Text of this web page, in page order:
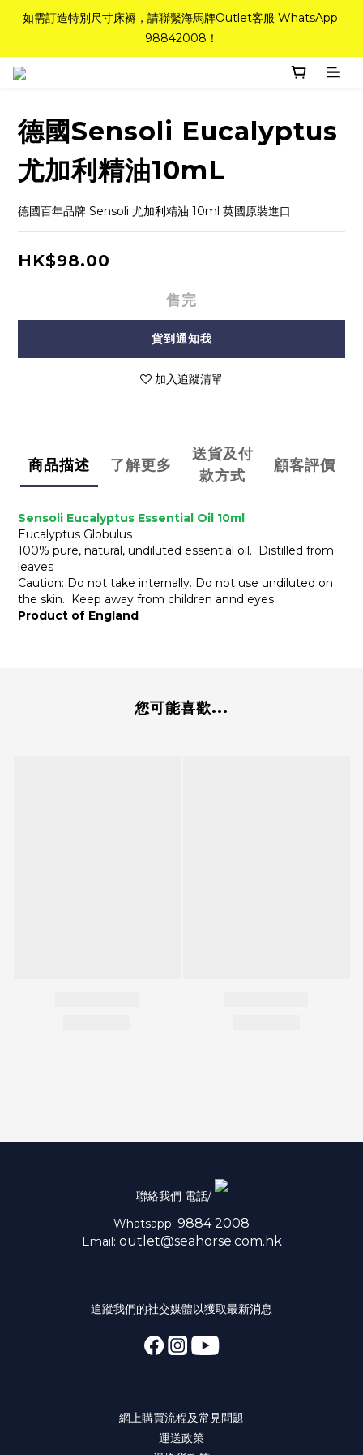
如需訂造特別尺寸床褥，請聯繫海馬牌Outlet客服 WhatsApp
98842008！
如需訂造特別尺寸床褥，請聯繫海馬牌Outlet客服 WhatsApp
98842008！
Top-Tier Quality系列床褥82折(新永久記憶床褥 及 健康記憶床
粉紅水晶床褥，立即搶購，享6折優惠！
如需訂造特別尺寸床褥，請聯繫海馬牌Outlet客服 WhatsApp
98842008！
德國Sensoli Eucalyptus
尤加利精油10mL
德國百年品牌 Sensoli 尤加利精油 10ml 英國原裝進口
HK$98.00
售完
貨到通知我
加入追蹤清單
商品描述 了解更多
送貨及付
款方式
顧客評價
Sensoli Eucalyptus Essential Oil 10ml
Eucalyptus Globulus
100% pure, natural, undiluted essential oil. Distilled from
leaves
Caution: Do not take internally. Do not use undiluted on
the skin. Keep away from children annd eyes.
Product of England
您可能喜歡...
聯絡我們 電話/
Whatsapp: 9884 2008
Email: outlet@seahorse.com.hk
追蹤我們的社交媒體以獲取最新消息
網上購買流程及常見問題
運送政策